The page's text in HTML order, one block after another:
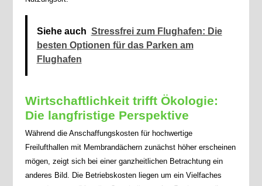
Siehe auch Stressfrei zum Flughafen: Die
besten Optionen für das Parken am
Flughafen
Wirtschaftlichkeit trifft Ökologie:
Die langfristige Perspektive
Während die Anschaffungskosten für hochwertige
Freilufthallen mit Membrandächern zunächst höher erscheinen
mögen, zeigt sich bei einer ganzheitlichen Betrachtung ein
anderes Bild. Die Betriebskosten liegen um ein Vielfaches